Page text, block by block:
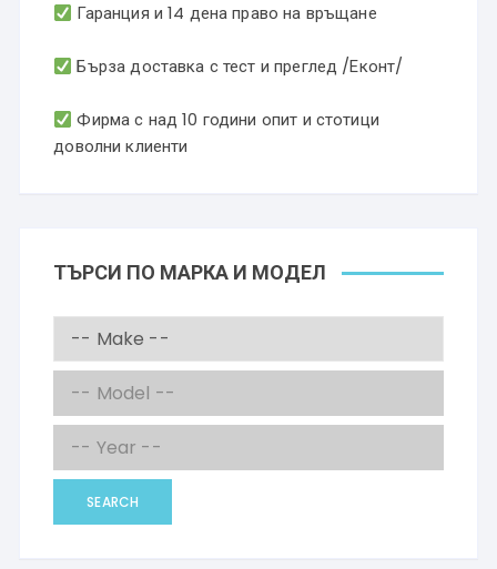
Гаранция и 14 дена право на връщане
Бърза доставка с тест и преглед /Еконт/
Фирма с над 10 години опит и стотици
доволни клиенти
ТЪРСИ ПО МАРКА И МОДЕЛ
SEARCH